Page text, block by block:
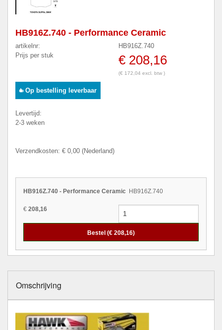
HB916Z.740 - Performance Ceramic
artikelnr:
HB916Z.740
Prijs per stuk
€ 208,16
(€ 172,04 excl. btw )
Op bestelling leverbaar
Levertijd:
2-3 weken
Verzendkosten: € 0,00 (Nederland)
HB916Z.740 - Performance Ceramic HB916Z.740
€ 208,16
Bestel (€ 208,16)
Omschrijving